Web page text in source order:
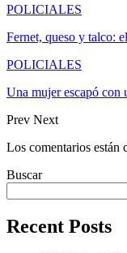
POLICIALES
Fernet, queso y talco:
POLICIALES
Una mujer escapó con
Prev Next
Los comentarios están
Buscar
Recent Posts